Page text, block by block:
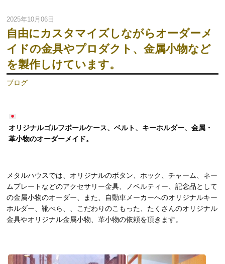
2025年10月06日
自由にカスタマイズしながらオーダーメ
イドの金具やプロダクト、金属小物など
を製作しけています。
ブログ
オリジナルゴルフボールケース、ベルト、キーホルダー、金属・
革小物のオーダーメイド。
メタルハウスでは、オリジナルのボタン、ホック、チャーム、ネー
ムプレートなどのアクセサリー金具、ノベルティー、記念品として
の金属小物のオーダー、また、自動車メーカーへのオリジナルキー
ホルダー、靴べら、、こだわりのこもった、たくさんのオリジナル
金具やオリジナル金属小物、革小物の依頼を頂きます。
動